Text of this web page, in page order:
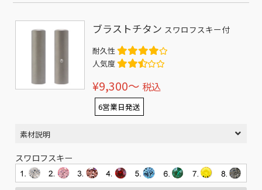
ブラストチタン スワロフスキー付
耐久性
人気度
¥9,300〜 税込
6営業日発送
素材説明
スワロフスキー